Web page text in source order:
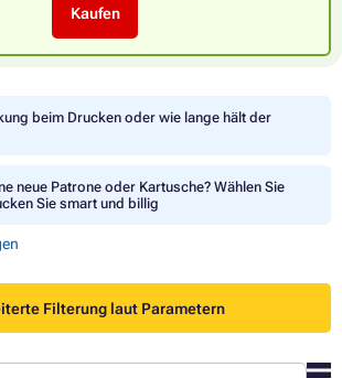
Kaufen
beim Drucken oder wie lange hält der
neue Patrone oder Kartusche? Wählen Sie
Sie smart und billig
Filterung laut Parametern